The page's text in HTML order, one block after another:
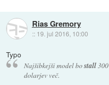
Rias Gremory
:: 19. jul 2016, 10:00
Typo
Najšibkejši model bostall300
dolarjev več.